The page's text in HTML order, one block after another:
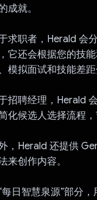
成就。
求职者，Herald 会
它还会根据您的技
模拟面试和技能差
招聘经理，Herald
化候选人选择流程，
，Herald 还提供
来创作内容。
每日智慧泉源”部分